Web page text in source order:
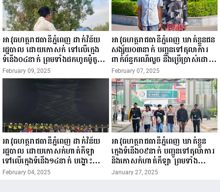
អាវុធហត្ថរាជធានីភ្នំពេញ ដាក់វិន័យ
រដ្ឋបាល ដោយកោសក់ ទៅលើក្មេង
ទំនើង០៤នាក់ ព្រមទាំងដកហូតម៉ូតូ
រក្សាទុក ០៣ខែ!
February 09, 2025
អាវុធហត្ថរាជធានីភ្នំពេញ ឃាត់ខ្លួនជន
សង្ស័យ០៣នាក់ បញ្ជូនទៅតុលាការ
ពាក់ព័ន្ធករណីលួច និងប្រើប្រាស់ដោយ
ខុសច្បាប់នូវសារធាតុញៀន!
February 07, 2025
អាវុធហត្ថរាជធានីភ្នំពេញ ដាក់វិន័យ
រដ្ឋបាល ដោយកោសក់ហាត់កីឡា
ទៅលើក្មេងទំនើង១៤នាក់ បង្ហោះ
ម៉ូតូលើផ្លូវសាធារណៈ!
February 04, 2025
អាវុធហត្ថរាជធានីភ្នំពេញ ឃាត់ខ្លួន
ក្មេងទំនើង០៩នាក់ បញ្ជូនទៅតុលាការ
និងកោសក់ហាត់កីឡា ព្រមទាំង
ដកហូតម៉ូតូរក្សាទុក ០៣ខែ!
January 27, 2025